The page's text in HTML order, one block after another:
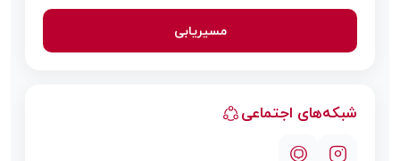
مسیریابی
شبکه‌های اجتماعی